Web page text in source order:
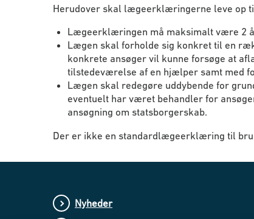
Herudover skal lægeerklæringerne leve op
Lægeerklæringen må maksimalt være 2
Lægen skal forholde sig konkret til en
konkrete ansøger vil kunne forsøge at
tilstedeværelse af en hjælper samt med
Lægen skal redegøre uddybende for
eventuelt har været behandler for
ansøgning om statsborgerskab.
Der er ikke en standardlægeerklæring til
Nyheder